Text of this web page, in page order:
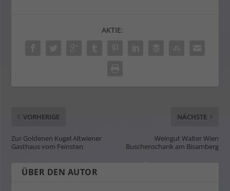
AKTIE:
VORHERIGE
Zur Goldenen Kugel Altwiener
Gasthaus vom Feinsten
NÄCHSTE
Weingut Walter Wien
Buschenschank am Bisamberg
ÜBER DEN AUTOR